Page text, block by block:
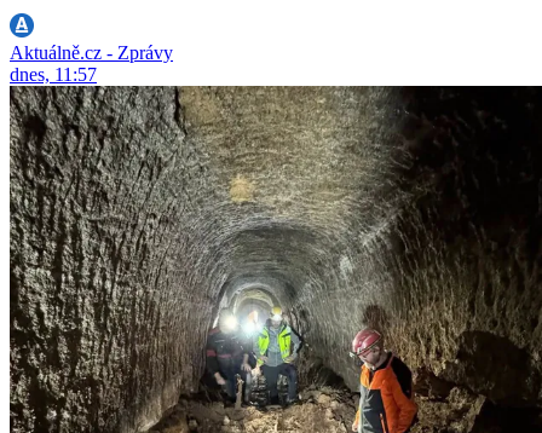
Aktuálně.cz - Zprávy
dnes, 11:57